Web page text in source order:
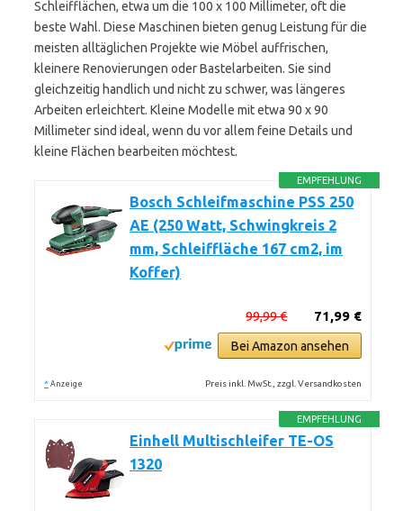
Schleifflächen, etwa um die 100 x 100 Millimeter, oft die
beste Wahl. Diese Maschinen bieten genug Leistung für die
meisten alltäglichen Projekte wie Möbel auffrischen,
kleinere Renovierungen oder Bastelarbeiten. Sie sind
gleichzeitig handlich und nicht zu schwer, was längeres
Arbeiten erleichtert. Kleine Modelle mit etwa 90 x 90
Millimeter sind ideal, wenn du vor allem feine Details und
kleine Flächen bearbeiten möchtest.
EMPFEHLUNG
Bosch Schleifmaschine PSS 250
AE (250 Watt, Schwingkreis 2
mm, Schleiffläche 167 cm2, im
Koffer)
71,99 €
99,99 €
Bei Amazon ansehen
* Anzeige Preis inkl. MwSt., zzgl. Versandkosten
EMPFEHLUNG
Einhell Multischleifer TE-OS
1320